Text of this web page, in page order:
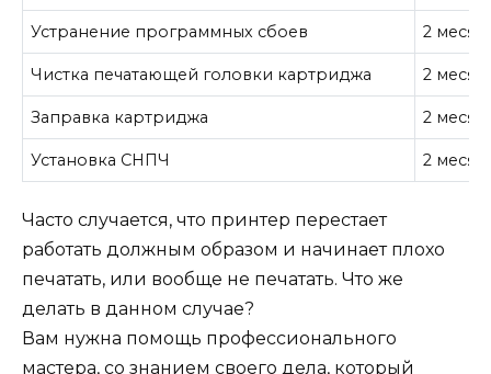
Устранение программных сбоев 2
Чистка печатающей головки картриджа 2
Заправка картриджа 2
Установка СНПЧ 2
Часто случается, что принтер перестает
работать должным образом и начинает плохо
печатать, или вообще не печатать. Что же
делать в данном случае?
Вам нужна помощь профессионального
мастера, со знанием своего дела, который